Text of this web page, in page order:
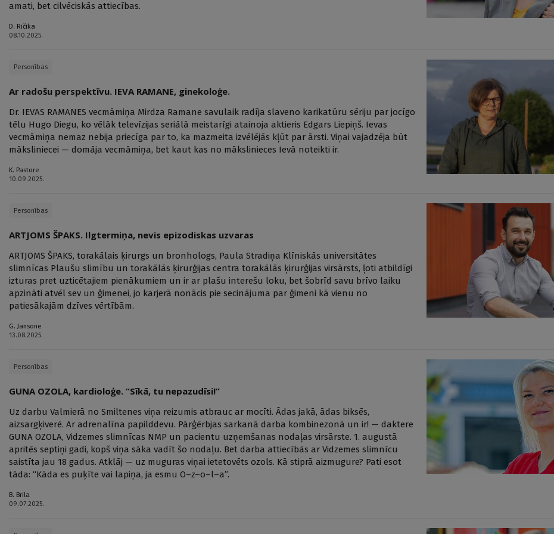
amati, bet cilvēciskās attiecības.
D. Ričika
08.10.2025.
Personības
Ar radošu perspektīvu. IEVA RAMANE, ginekoloģe.
Dr. IEVAS RAMANES vecmāmiņa Mirdza Ramane savulaik radīja slaveno karikatūru sēriju par jocīgo
tēlu Hugo Diegu, ko vēlāk televīzijas seriālā meistarīgi atainoja aktieris Edgars Liepiņš. Ievas
vecmāmiņa nemaz nebija priecīga par to, ka mazmeita izvēlējās kļūt par ārsti. Viņai vajadzēja būt
māksliniecei — domāja vecmāmiņa, bet kaut kas no mākslinieces Ievā noteikti ir.
K. Pastore
10.09.2025.
Personības
ARTJOMS ŠPAKS. Ilgtermiņa, nevis epizodiskas uzvaras
ARTJOMS ŠPAKS, torakālais ķirurgs un bronhologs, Paula Stradiņa Klīniskās universitātes
slimnīcas Plaušu slimību un torakālās ķirurģijas centra torakālās ķirurģijas virsārsts, ļoti atbildīgi
izturas pret uzticētajiem pienākumiem un ir ar plašu interešu loku, bet šobrīd savu brīvo laiku
apzināti atvēl sev un ģimenei, jo karjerā nonācis pie secinājuma par ģimeni kā vienu no
patiesākajām dzīves vērtībām.
G. Jansone
13.08.2025.
Personības
GUNA OZOLA, kardioloģe. “Sīkā, tu nepazudīsi!”
Uz darbu Valmierā no Smiltenes viņa reizumis atbrauc ar mocīti. Ādas jakā, ādas biksēs,
aizsargķiverē. Ar adrenalīna papilddevu. Pārģērbjas sarkanā darba kombinezonā un ir! — daktere
GUNA OZOLA, Vidzemes slimnīcas NMP un pacientu uzņemšanas nodaļas virsārste. 1. augustā
apritēs septiņi gadi, kopš viņa sāka vadīt šo nodaļu. Bet darba attiecībās ar Vidzemes slimnīcu
saistīta jau 18 gadus. Atklāj — uz muguras viņai ietetovēts ozols. Kā stiprā aizmugure? Pati esot
tāda: “Kāda es puķīte vai lapiņa, ja esmu O–z–o–l–a”.
B. Brila
09.07.2025.